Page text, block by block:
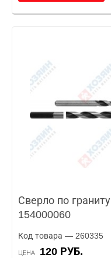
Сверло по
154000060
Код товара — 260335
ЦЕНА 120 РУБ.